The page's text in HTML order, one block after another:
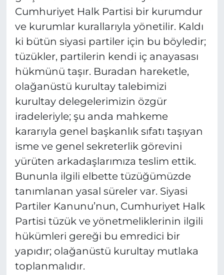
Cumhuriyet Halk Partisi bir kurumdur
ve kurumlar kurallarıyla yönetilir. Kaldı
ki bütün siyasi partiler için bu böyledir;
tüzükler, partilerin kendi iç anayasası
hükmünü taşır. Buradan hareketle,
olağanüstü kurultay talebimizi
kurultay delegelerimizin özgür
iradeleriyle; şu anda mahkeme
kararıyla genel başkanlık sıfatı taşıyan
isme ve genel sekreterlik görevini
yürüten arkadaşlarımıza teslim ettik.
Bununla ilgili elbette tüzüğümüzde
tanımlanan yasal süreler var. Siyasi
Partiler Kanunu’nun, Cumhuriyet Halk
Partisi tüzük ve yönetmeliklerinin ilgili
hükümleri gereği bu emredici bir
yapıdır; olağanüstü kurultay mutlaka
toplanmalıdır.